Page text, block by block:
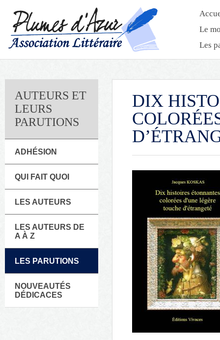
Le
Les
AUTEURS ET
LEURS
PARUTIONS
ADHÉSION
QUI FAIT QUOI
LES AUTEURS
LES AUTEURS DE
A À Z
LES PARUTIONS
NOUVEAUTÉS
DÉDICACES
DIX